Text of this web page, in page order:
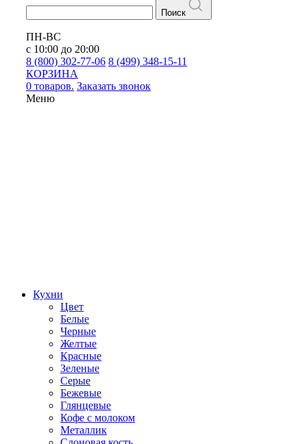
Поиск
ПН-ВС
с 10:00 до 20:00
8 (800) 302-77-06 8 (499) 348-15-11
КОРЗИНА
0 товаров. Заказать звонок
Меню
Кухни
Цвет
Белые
Черные
Желтые
Красные
Зеленые
Серые
Бежевые
Глянцевые
Кофе с молоком
Металлик